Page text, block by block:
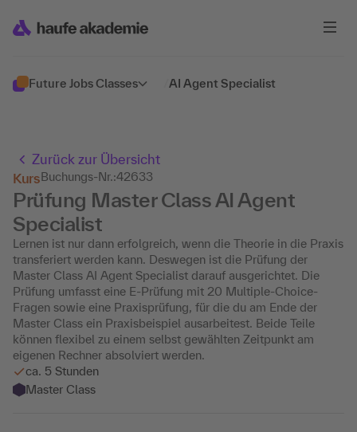
Future Jobs Classes AI Agent Specialist
Zurück zur Übersicht
KursBuchungs-Nr.:42633
Prüfung Master Class AI Agent
Specialist
Lernen ist nur dann erfolgreich, wenn die Theorie in die Praxis
transferiert werden kann. Deswegen ist die Prüfung der
Master Class AI Agent Specialist darauf ausgerichtet. Die
Prüfung umfasst eine E-Prüfung mit 20 Multiple-Choice-
Fragen sowie eine Praxisprüfung, für die du am Ende der
Master Class ein Praxisbeispiel ausarbeitest. Beide Teile
können flexibel zu einem selbst gewählten Zeitpunkt am
eigenen Rechner absolviert werden.
ca. 5 Stunden
Master Class